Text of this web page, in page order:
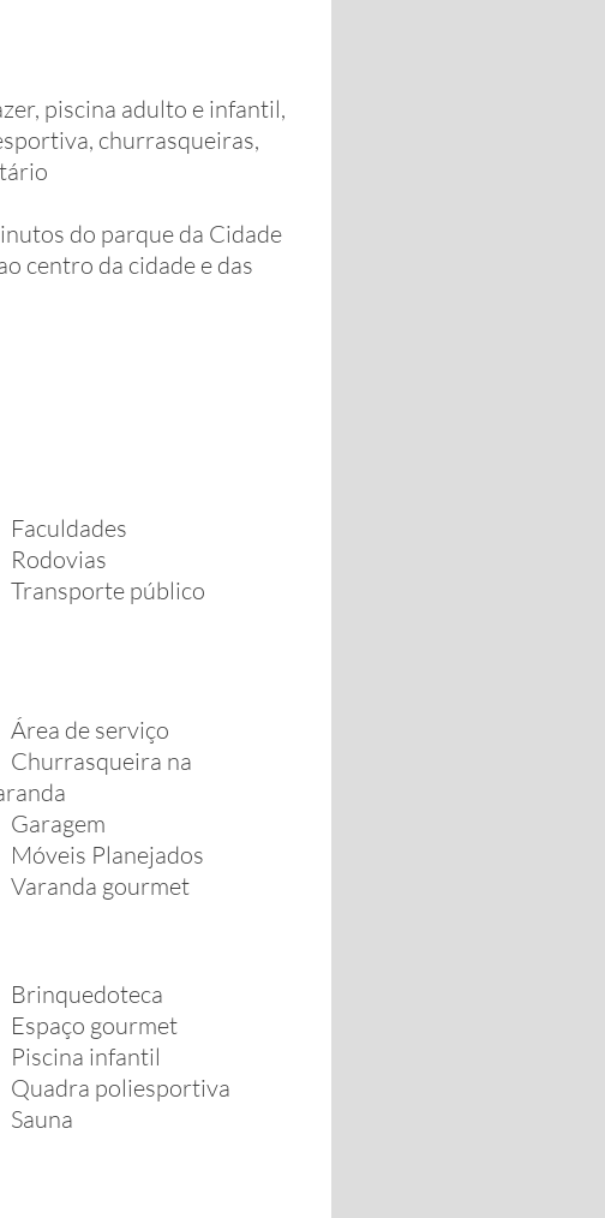
piscina adulto e infantil,
churrasqueiras,
do parque da Cidade
centro da cidade e das
Faculdades
Rodovias
Transporte público
Área de serviço
Churrasqueira na
Garagem
Móveis Planejados
Varanda gourmet
Brinquedoteca
Espaço gourmet
Piscina infantil
Quadra poliesportiva
Sauna